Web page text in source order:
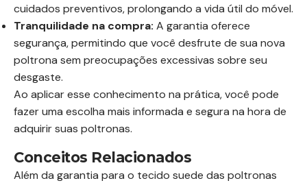
cuidados preventivos, prolongando a vida útil do móvel.
Tranquilidade na compra: A garantia oferece
segurança, permitindo que você desfrute de sua nova
poltrona sem preocupações excessivas sobre seu
desgaste.
Ao aplicar esse conhecimento na prática, você pode
fazer uma escolha mais informada e segura na hora de
adquirir suas poltronas.
Conceitos Relacionados
Além da garantia para o tecido suede das poltronas